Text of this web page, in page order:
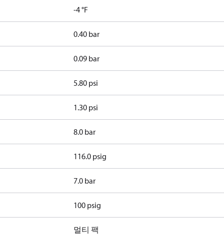
-4 °F
0.40 bar
0.09 bar
5.80 psi
1.30 psi
8.0 bar
116.0 psig
7.0 bar
100 psig
멀티 팩